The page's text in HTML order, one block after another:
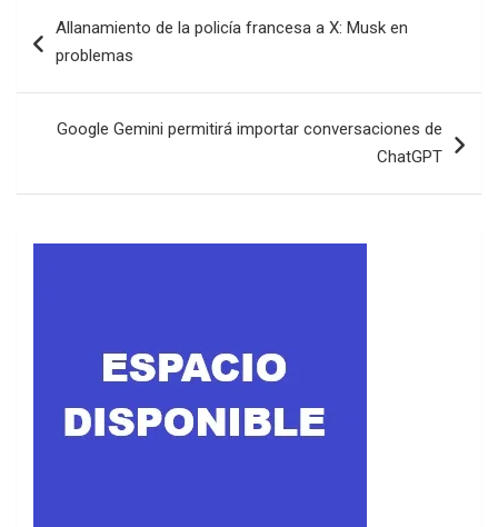
de
Allanamiento de la policía francesa a X: Musk en
problemas
Google Gemini permitirá importar conversaciones de
ChatGPT